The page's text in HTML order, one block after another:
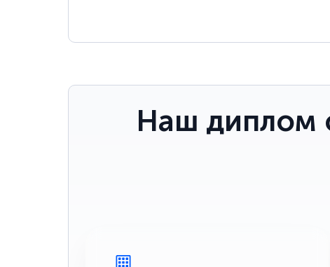
Наш диплом